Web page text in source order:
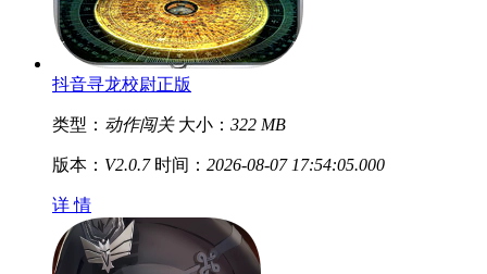
抖音寻龙校尉正版
类型： 动作闯关 大小： 322 MB
版本： V2.0.7 时间： 2026-08-07 17:54:05.000
详 情